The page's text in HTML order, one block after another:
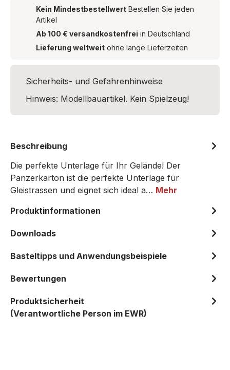
Kein Mindestbestellwert Bestellen Sie jeden
Artikel
Ab 100 € versandkostenfrei in Deutschland
Lieferung weltweit ohne lange Lieferzeiten
Sicherheits- und Gefahrenhinweise
Hinweis: Modellbauartikel. Kein Spielzeug!
Beschreibung
Die perfekte Unterlage für Ihr Gelände! Der
Panzerkarton ist die perfekte Unterlage für
Gleistrassen und eignet sich ideal a… Mehr
Produktinformationen
Downloads
Basteltipps und Anwendungsbeispiele
Bewertungen
Produktsicherheit
(Verantwortliche Person im EWR)